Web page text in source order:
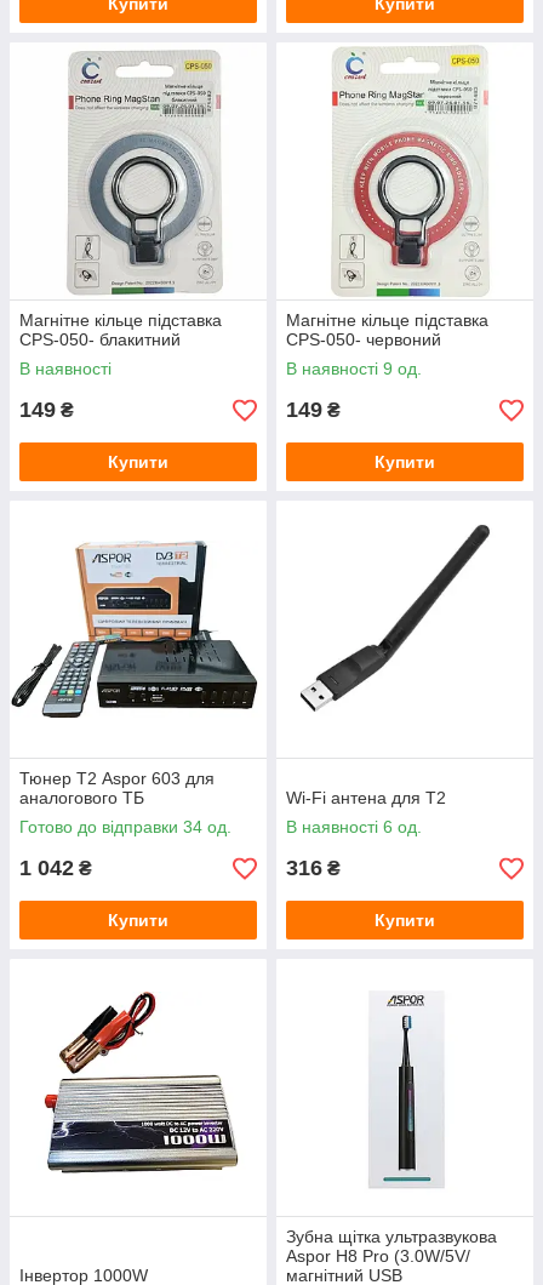
Магнітне кільце підставка
CPS-050- блакитний
В наявності
149 ₴
Купити
Магнітне кільце підставка
CPS-050- червоний
В наявності 9 од.
149 ₴
Купити
Тюнер Т2 Aspor 603 для
аналогового ТБ
Готово до відправки 34 од.
1 042 ₴
Купити
Wi-Fi антена для T2
В наявності 6 од.
316 ₴
Купити
Інвертор 1000W
Зубна щітка ультразвукова
Aspor H8 Pro (3.0W/5V/
магнітний USB